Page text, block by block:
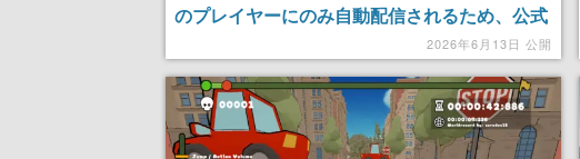
のプレイヤーにのみ自動配信されるため、公式
サポートは手動でのアップデートを推奨
2026年6月13日 公開